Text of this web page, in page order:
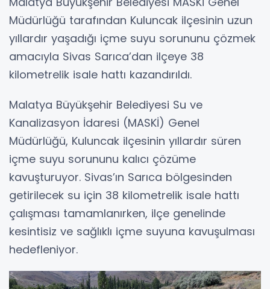
Müdürlüğü tarafından Kuluncak ilçesinin uzun
yıllardır yaşadığı içme suyu sorununu çözmek
amacıyla Sivas Sarıca’dan ilçeye 38
kilometrelik isale hattı kazandırıldı.
Malatya Büyükşehir Belediyesi Su ve
Kanalizasyon İdaresi (MASKİ) Genel
Müdürlüğü, Kuluncak ilçesinin yıllardır süren
içme suyu sorununu kalıcı çözüme
kavuşturuyor. Sivas’ın Sarıca bölgesinden
getirilecek su için 38 kilometrelik isale hattı
çalışması tamamlanırken, ilçe genelinde
kesintisiz ve sağlıklı içme suyuna kavuşulması
hedefleniyor.